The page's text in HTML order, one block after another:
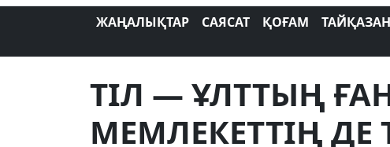
ЖАҢАЛЫҚТАР САЯСАТ ҚОҒАМ ТАЙҚАЗАН
ТIЛ — ҰЛТТЫҢ
МЕМЛЕКЕТТIҢ ДЕ